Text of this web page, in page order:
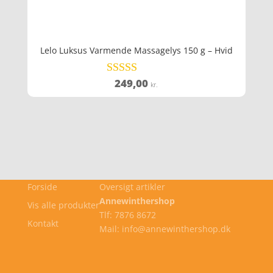
Lelo Luksus Varmende Massagelys 150 g – Hvid
Vurderet
4.1
249,00 kr.
Forside
Vis alle produkter
Kontakt
Oversigt artikler
Annewinthershop
Tlf: 7876 8672
Mail: info@annewinthershop.dk